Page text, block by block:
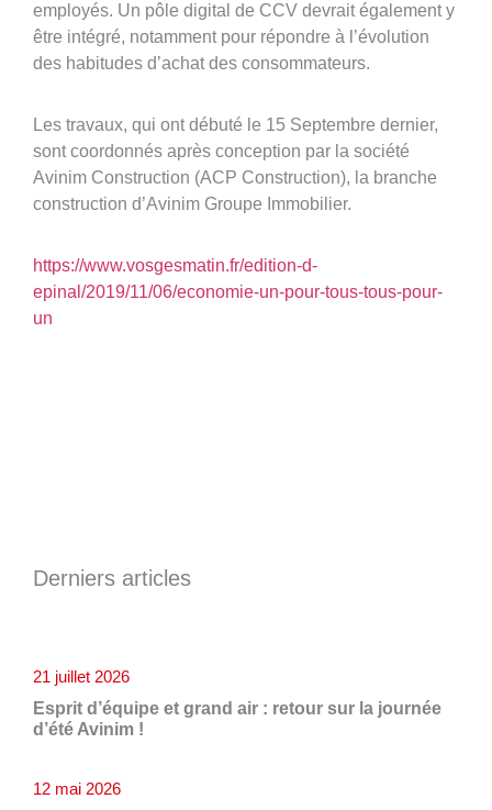
Découvrir Avinim
Ensemble en confiance
Groupe Avinim
03 29 22 30 00
Lundi au vendredi ( 8h00 – 17h00 )
employés. Un pôle digital de CCV devrait également y
être intégré, notamment pour répondre à l’évolution
des habitudes d’achat des consommateurs.
Les travaux, qui ont débuté le 15 Septembre dernier,
sont coordonnés après conception par la société
Avinim Construction (ACP Construction), la branche
construction d’Avinim Groupe Immobilier.
https://www.vosgesmatin.fr/edition-d-
epinal/2019/11/06/economie-un-pour-tous-tous-pour-
un
Derniers articles
Esprit d’équipe et grand air : retour sur la journée
d’été Avinim !
21 juillet 2026
12 mai 2026